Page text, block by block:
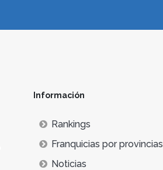
Información
Rankings
Franquicias por provincias
Noticias